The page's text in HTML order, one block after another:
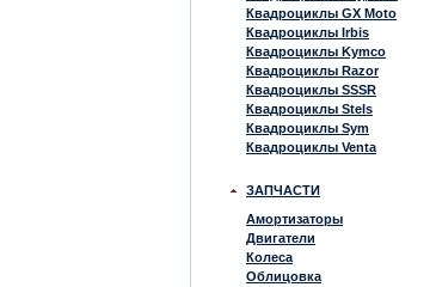
Квадроциклы GX Moto
Квадроциклы Irbis
Квадроциклы Kymco
Квадроциклы Razor
Квадроциклы SSSR
Квадроциклы Stels
Квадроциклы Sym
Квадроциклы Venta
ЗАПЧАСТИ
Амортизаторы
Двигатели
Колеса
Облицовка